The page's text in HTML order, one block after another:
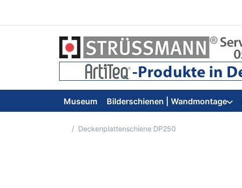
Museum Bilderschienen | Wandmontage
Startseite
Deckenplattenschiene DP250